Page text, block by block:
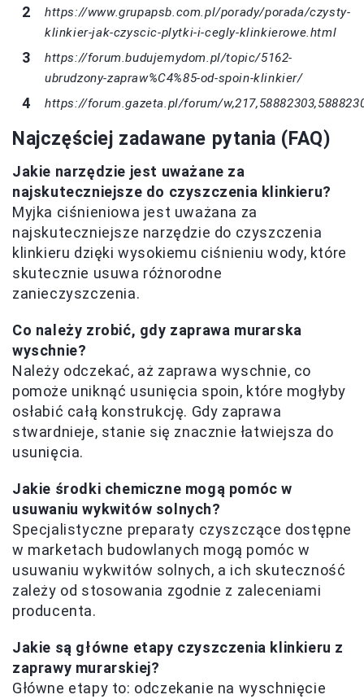
https://www.grupapsb.com.pl/porady/porada/czysty-
klinkier-jak-czyscic-plytki-i-cegly-klinkierowe.html
https://forum.budujemydom.pl/topic/5162-
ubrudzony-zapraw%C4%85-od-spoin-klinkier/
https://forum.gazeta.pl/forum/
Najczęściej zadawane pytania (FAQ)
Jakie narzędzie jest uważane za
najskuteczniejsze do czyszczenia klinkieru?
Myjka ciśnieniowa jest uważana za
najskuteczniejsze narzędzie do czyszczenia
klinkieru dzięki wysokiemu ciśnieniu wody, które
skutecznie usuwa różnorodne
zanieczyszczenia.
Co należy zrobić, gdy zaprawa murarska
wyschnie?
Należy odczekać, aż zaprawa wyschnie, co
pomoże uniknąć usunięcia spoin, które mogłyby
osłabić całą konstrukcję. Gdy zaprawa
stwardnieje, stanie się znacznie łatwiejsza do
usunięcia.
Jakie środki chemiczne mogą pomóc w
usuwaniu wykwitów solnych?
Specjalistyczne preparaty czyszczące dostępne
w marketach budowlanych mogą pomóc w
usuwaniu wykwitów solnych, a ich skuteczność
zależy od stosowania zgodnie z zaleceniami
producenta.
Jakie są główne etapy czyszczenia klinkieru z
zaprawy murarskiej?
Główne etapy to: odczekanie na wyschnięcie